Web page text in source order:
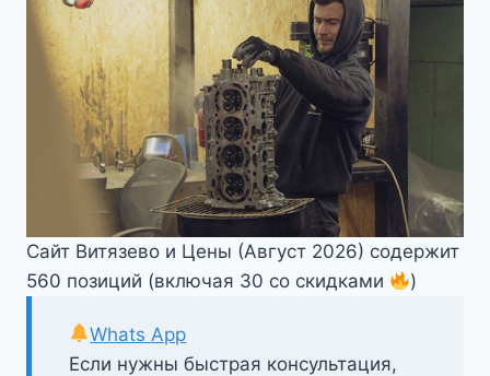
Сайт Витязево и Цены (Август 2026) содержит
560 позиций (включая 30 со скидками
)
Если нужны быстрая консультация,
Whats App